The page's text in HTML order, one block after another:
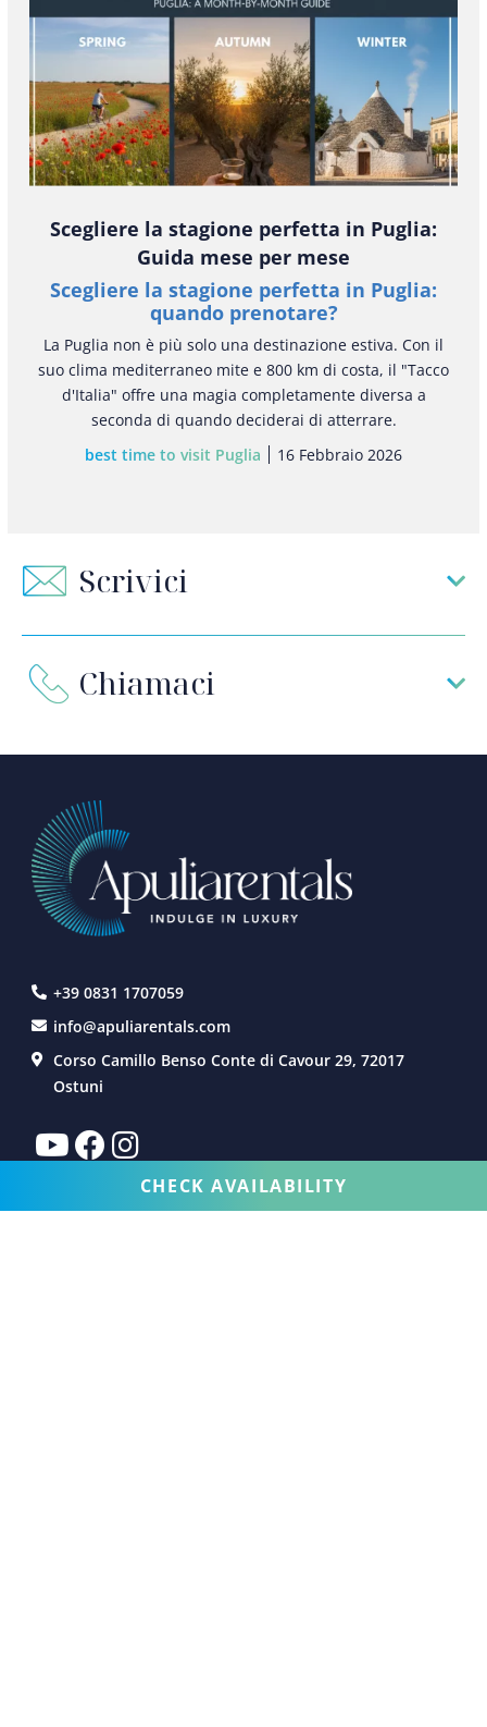
CHECK AVAILABILITY
Scegliere la stagione perfetta in Puglia:
Guida mese per mese
Scegliere la stagione perfetta in Puglia:
quando prenotare?
La Puglia non è più solo una destinazione estiva. Con il
suo clima mediterraneo mite e 800 km di costa, il "Tacco
d'Italia" offre una magia completamente diversa a
seconda di quando deciderai di atterrare.
best time to visit Puglia
16 Febbraio 2026
Scrivici
Chiamaci
+39 0831 1707059
info@apuliarentals.com
Corso Camillo Benso Conte di Cavour 29, 72017
Ostuni